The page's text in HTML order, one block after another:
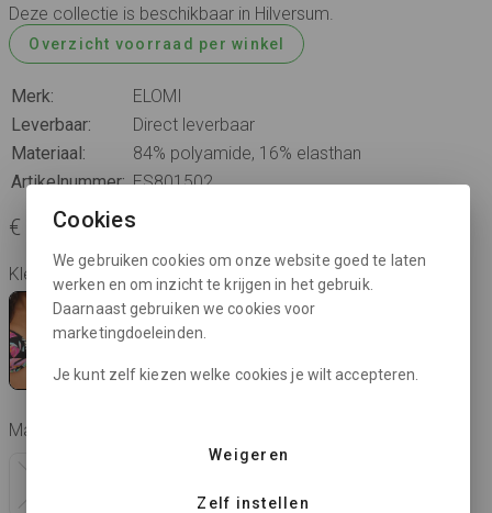
Deze collectie is beschikbaar in Hilversum.
Overzicht voorraad per winkel
Merk:
ELOMI
Leverbaar:
Direct leverbaar
Materiaal:
84% polyamide, 16% elasthan
Artikelnummer: ES801502
€ 64,95
Kleur: black
Maat:
Cookies
We gebruiken cookies om onze website goed te laten
werken en om inzicht te krijgen in het gebruik.
Daarnaast gebruiken we cookies voor
marketingdoeleinden.
Je kunt zelf kiezen welke cookies je wilt accepteren.
Weigeren
Zelf instellen